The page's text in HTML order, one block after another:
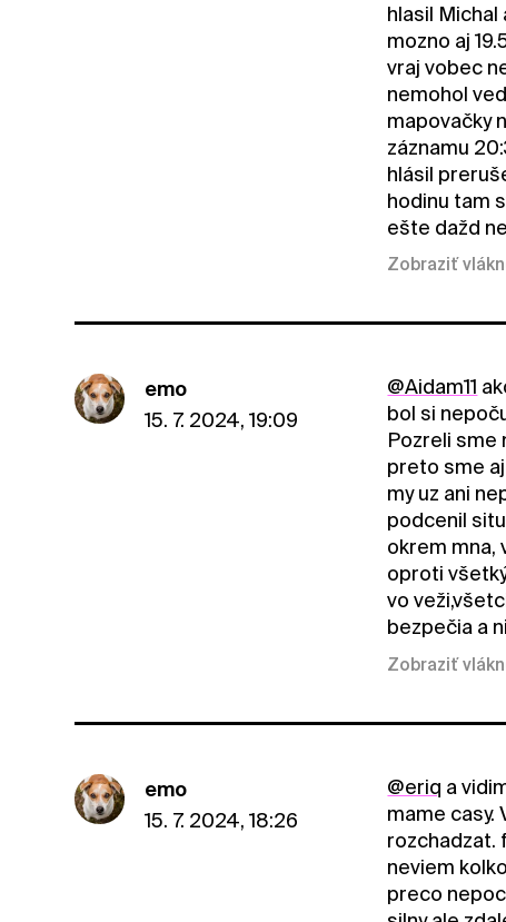
hlasil Michal
mozno aj
vraj vobec
nemohol
mapovačky
záznamu
hlásil
hodinu tam
ešte dažd
Zobraziť
emo
15. 7. 2024, 19:09
@Aidam11
bol si
Pozreli sme
preto sme
my uz ani
podcenil
okrem mna,
oproti
vo
bezpečia a
Zobraziť
emo
15. 7. 2024, 18:26
@eriq a
mame casy.
rozchadzat.
neviem
preco